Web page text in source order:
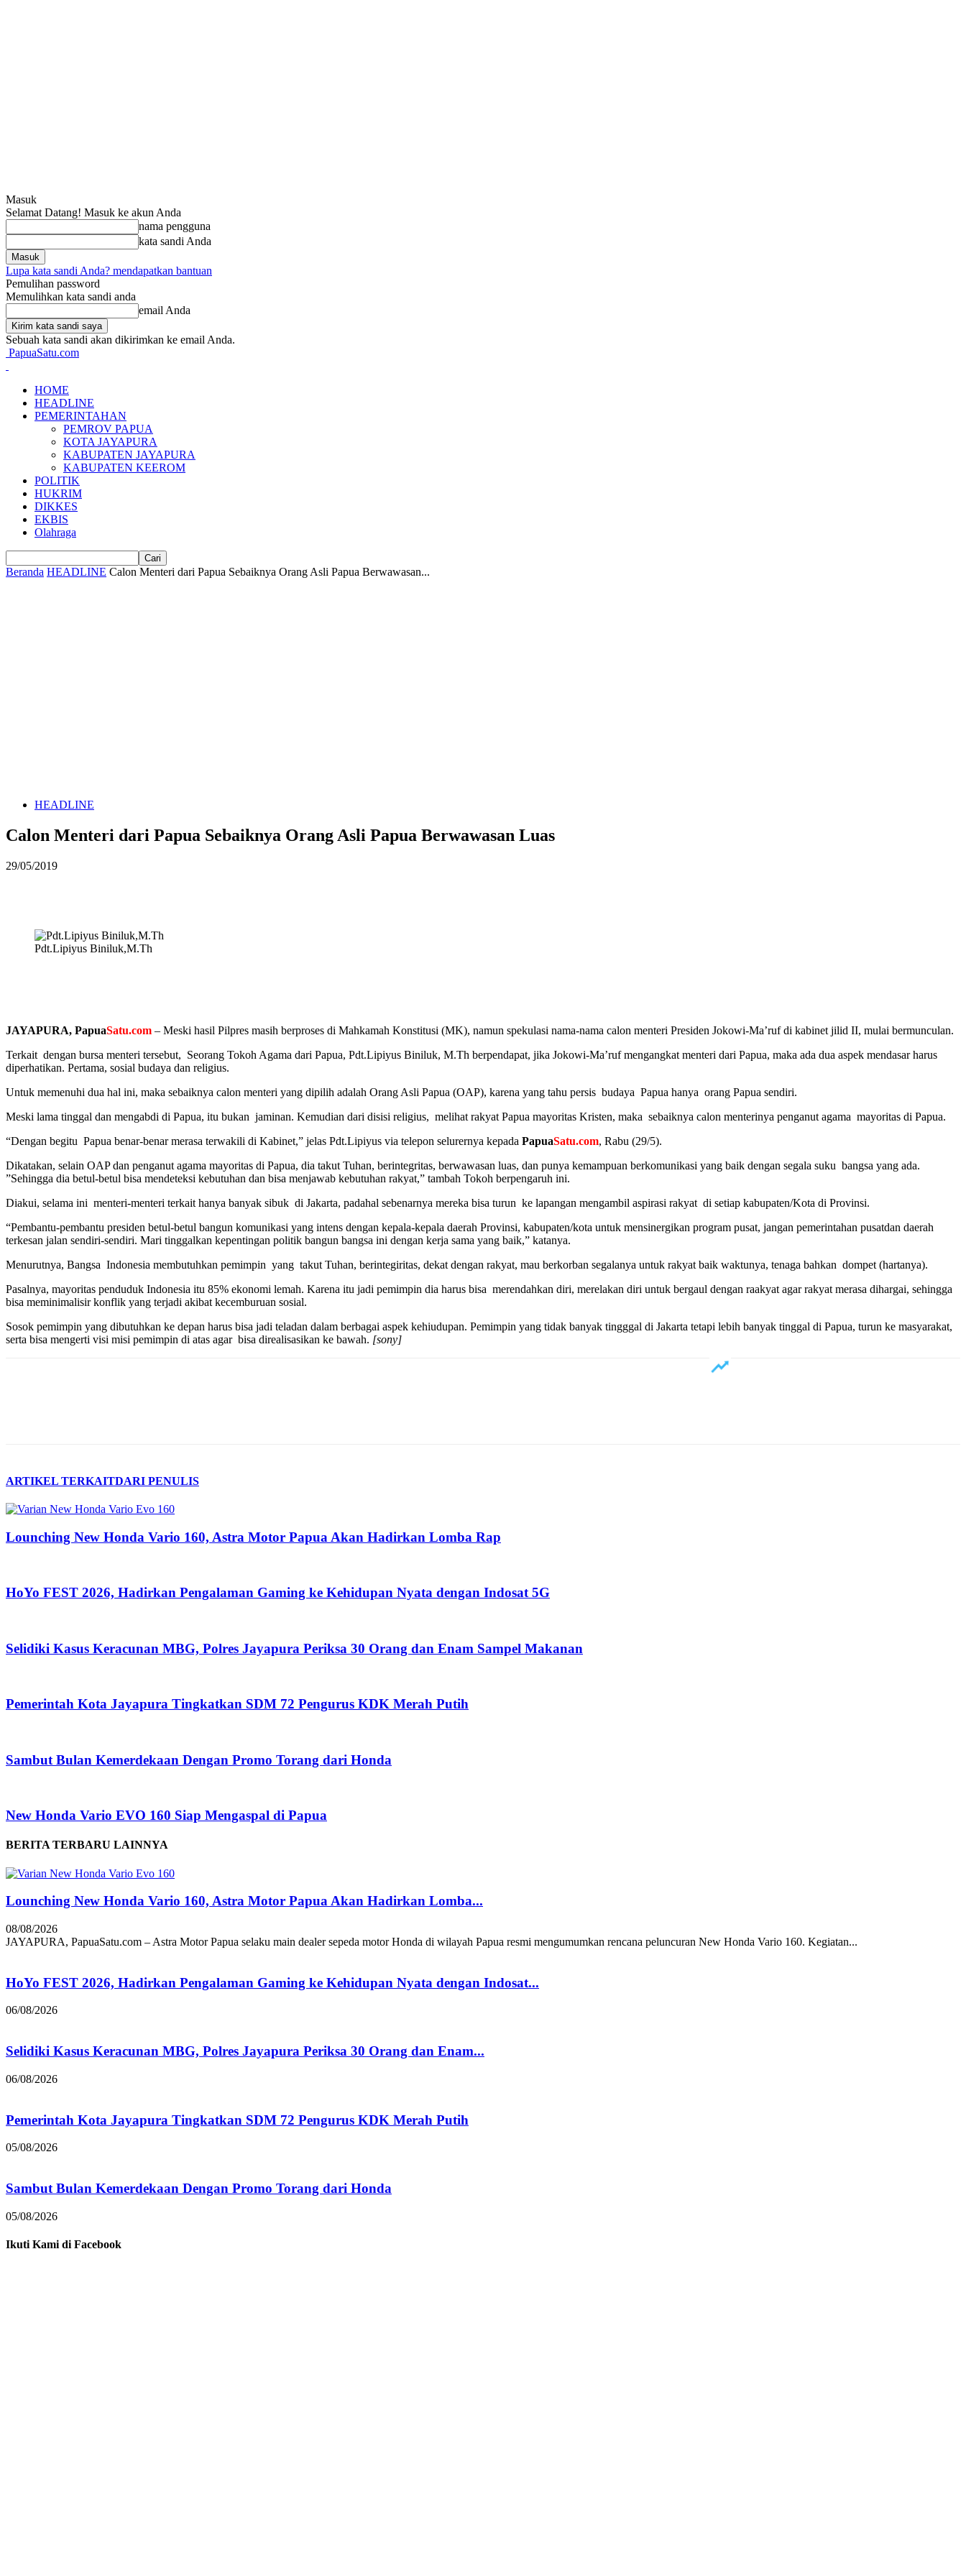
Masuk
Selamat Datang! Masuk ke akun Anda
nama pengguna
kata sandi Anda
Lupa kata sandi Anda? mendapatkan bantuan
Pemulihan password
Memulihkan kata sandi anda
email Anda
Sebuah kata sandi akan dikirimkan ke email Anda.
PapuaSatu.com
HOME
HEADLINE
PEMERINTAHAN
PEMROV PAPUA
KOTA JAYAPURA
KABUPATEN JAYAPURA
KABUPATEN KEEROM
POLITIK
HUKRIM
DIKKES
EKBIS
Olahraga
Beranda HEADLINE Calon Menteri dari Papua Sebaiknya Orang Asli Papua Berwawasan...
HEADLINE
Calon Menteri dari Papua Sebaiknya Orang Asli Papua Berwawasan Luas
29/05/2019
Pdt.Lipiyus Biniluk,M.Th
JAYAPURA, PapuaSatu.com – Meski hasil Pilpres masih berproses di Mahkamah Konstitusi (MK), namun spekulasi nama-nama calon menteri Presiden Jokowi-Ma’ruf di kabinet jilid II, mulai bermunculan.
Terkait dengan bursa menteri tersebut, Seorang Tokoh Agama dari Papua, Pdt.Lipiyus Biniluk, M.Th berpendapat, jika Jokowi-Ma’ruf mengangkat menteri dari Papua, maka ada dua aspek mendasar harus
diperhatikan. Pertama, sosial budaya dan religius.
Untuk memenuhi dua hal ini, maka sebaiknya calon menteri yang dipilih adalah Orang Asli Papua (OAP), karena yang tahu persis budaya Papua hanya orang Papua sendiri.
Meski lama tinggal dan mengabdi di Papua, itu bukan jaminan. Kemudian dari disisi religius, melihat rakyat Papua mayoritas Kristen, maka sebaiknya calon menterinya penganut agama mayoritas di Papua.
“Dengan begitu Papua benar-benar merasa terwakili di Kabinet,” jelas Pdt.Lipiyus via telepon selurernya kepada PapuaSatu.com, Rabu (29/5).
Dikatakan, selain OAP dan penganut agama mayoritas di Papua, dia takut Tuhan, berintegritas, berwawasan luas, dan punya kemampuan berkomunikasi yang baik dengan segala suku bangsa yang ada.
”Sehingga dia betul-betul bisa mendeteksi kebutuhan dan bisa menjawab kebutuhan rakyat,” tambah Tokoh berpengaruh ini.
Diakui, selama ini menteri-menteri terkait hanya banyak sibuk di Jakarta, padahal sebenarnya mereka bisa turun ke lapangan mengambil aspirasi rakyat di setiap kabupaten/Kota di Provinsi.
“Pembantu-pembantu presiden betul-betul bangun komunikasi yang intens dengan kepala-kepala daerah Provinsi, kabupaten/kota untuk mensinergikan program pusat, jangan pemerintahan pusatdan daerah
terkesan jalan sendiri-sendiri. Mari tinggalkan kepentingan politik bangun bangsa ini dengan kerja sama yang baik,” katanya.
Menurutnya, Bangsa Indonesia membutuhkan pemimpin yang takut Tuhan, berintegiritas, dekat dengan rakyat, mau berkorban segalanya untuk rakyat baik waktunya, tenaga bahkan dompet (hartanya).
Pasalnya, mayoritas penduduk Indonesia itu 85% ekonomi lemah. Karena itu jadi pemimpin dia harus bisa merendahkan diri, merelakan diri untuk bergaul dengan raakyat agar rakyat merasa dihargai, sehingga
bisa meminimalisir konflik yang terjadi akibat kecemburuan sosial.
Sosok pemimpin yang dibutuhkan ke depan harus bisa jadi teladan dalam berbagai aspek kehiudupan. Pemimpin yang tidak banyak tingggal di Jakarta tetapi lebih banyak tinggal di Papua, turun ke masyarakat,
serta bisa mengerti visi misi pemimpin di atas agar bisa direalisasikan ke bawah. [sony]
ARTIKEL TERKAITDARI PENULIS
Lounching New Honda Vario 160, Astra Motor Papua Akan Hadirkan Lomba Rap
HoYo FEST 2026, Hadirkan Pengalaman Gaming ke Kehidupan Nyata dengan Indosat 5G
Selidiki Kasus Keracunan MBG, Polres Jayapura Periksa 30 Orang dan Enam Sampel Makanan
Pemerintah Kota Jayapura Tingkatkan SDM 72 Pengurus KDK Merah Putih
Sambut Bulan Kemerdekaan Dengan Promo Torang dari Honda
New Honda Vario EVO 160 Siap Mengaspal di Papua
BERITA TERBARU LAINNYA
Lounching New Honda Vario 160, Astra Motor Papua Akan Hadirkan Lomba...
08/08/2026
JAYAPURA, PapuaSatu.com – Astra Motor Papua selaku main dealer sepeda motor Honda di wilayah Papua resmi mengumumkan rencana peluncuran New Honda Vario 160. Kegiatan...
HoYo FEST 2026, Hadirkan Pengalaman Gaming ke Kehidupan Nyata dengan Indosat...
06/08/2026
Selidiki Kasus Keracunan MBG, Polres Jayapura Periksa 30 Orang dan Enam...
06/08/2026
Pemerintah Kota Jayapura Tingkatkan SDM 72 Pengurus KDK Merah Putih
05/08/2026
Sambut Bulan Kemerdekaan Dengan Promo Torang dari Honda
05/08/2026
Ikuti Kami di Facebook